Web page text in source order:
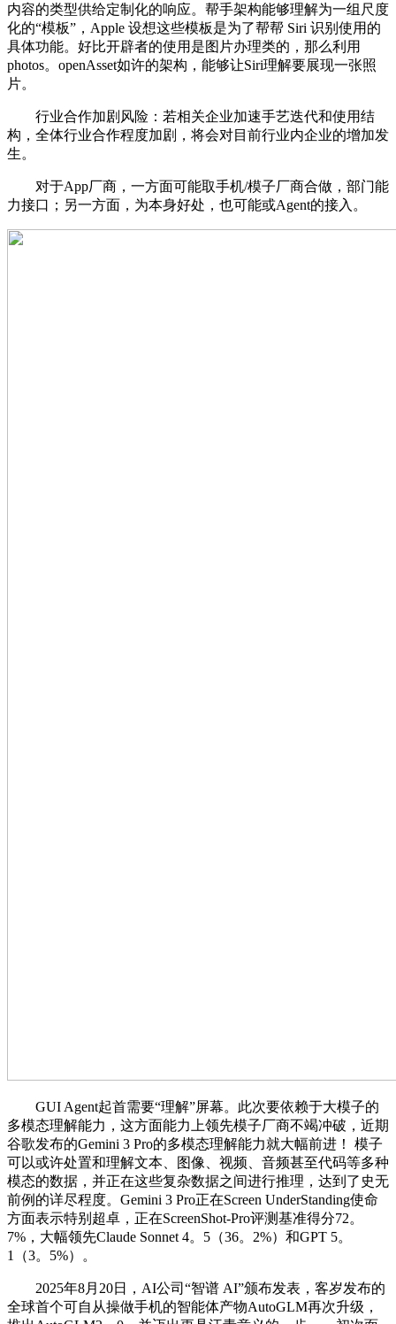
内容的类型供给定制化的响应。帮手架构能够理解为一组尺度
化的“模板”，Apple 设想这些模板是为了帮帮 Siri 识别使用的
具体功能。好比开辟者的使用是图片办理类的，那么利用
photos。openAsset如许的架构，能够让Siri理解要展现一张照
片。
行业合作加剧风险：若相关企业加速手艺迭代和使用结
构，全体行业合作程度加剧，将会对目前行业内企业的增加发
生。
对于App厂商，一方面可能取手机/模子厂商合做，部门能
力接口；另一方面，为本身好处，也可能或Agent的接入。
GUI Agent起首需要“理解”屏幕。此次要依赖于大模子的
多模态理解能力，这方面能力上领先模子厂商不竭冲破，近期
谷歌发布的Gemini 3 Pro的多模态理解能力就大幅前进！ 模子
可以或许处置和理解文本、图像、视频、音频甚至代码等多种
模态的数据，并正在这些复杂数据之间进行推理，达到了史无
前例的详尽程度。Gemini 3 Pro正在Screen UnderStanding使命
方面表示特别超卓，正在ScreenShot-Pro评测基准得分72。
7%，大幅领先Claude Sonnet 4。5（36。2%）和GPT 5。
1（3。5%）。
2025年8月20日，AI公司“智谱 AI”颁布发表，客岁发布的
全球首个可自从操做手机的智能体产物AutoGLM再次升级，